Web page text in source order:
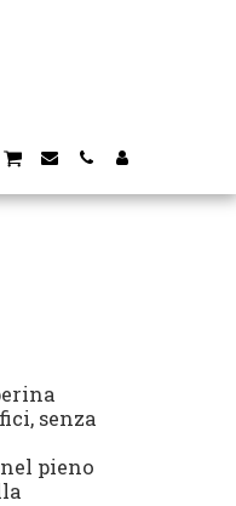
senza
pieno